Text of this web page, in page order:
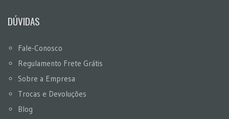
DÚVIDAS
Fale-Conosco
Regulamento Frete Grátis
Sobre a Empresa
Trocas e Devoluções
Blog